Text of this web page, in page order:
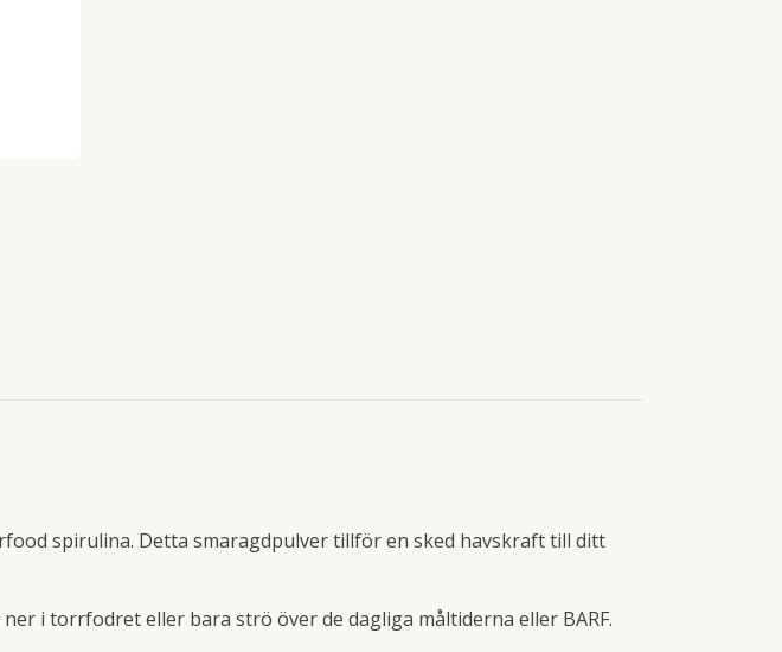
spirulina. Detta smaragdpulver tillför en sked havskraft till ditt
i torrfodret eller bara strö över de dagliga måltiderna eller BARF.